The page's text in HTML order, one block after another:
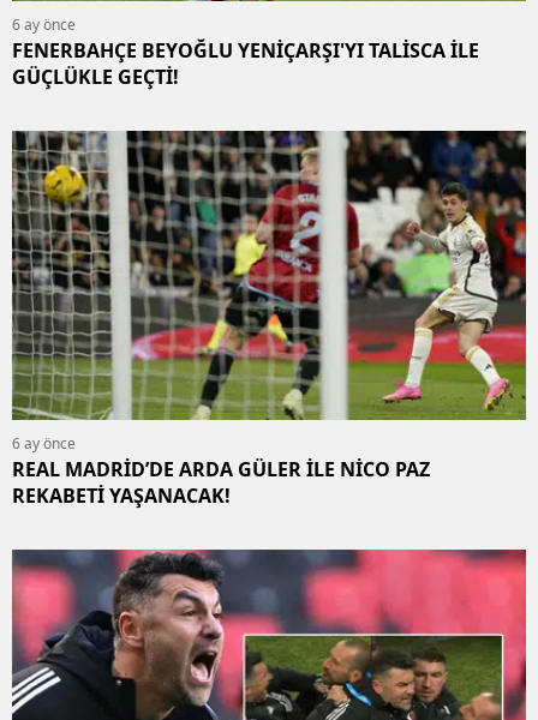
6 ay önce
FENERBAHÇE BEYOĞLU YENİÇARŞI'YI TALİSCA İLE
GÜÇLÜKLE GEÇTİ!
6 ay önce
REAL MADRİD’DE ARDA GÜLER İLE NİCO PAZ
REKABETİ YAŞANACAK!